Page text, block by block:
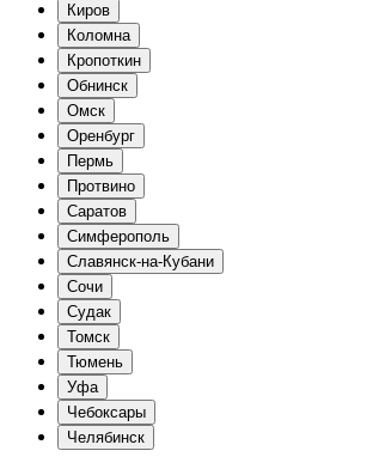
Киров
Коломна
Кропоткин
Обнинск
Омск
Оренбург
Пермь
Протвино
Саратов
Симферополь
Славянск-на-Кубани
Сочи
Судак
Томск
Тюмень
Уфа
Чебоксары
Челябинск